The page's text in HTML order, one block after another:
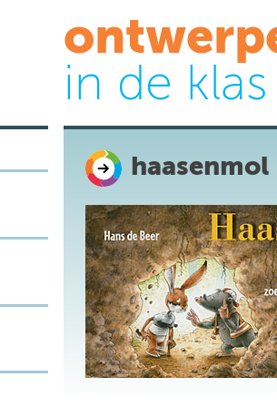
in de klas
haasenmol